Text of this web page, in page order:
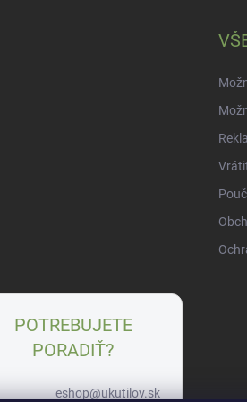
POTREBUJETE
PORADIŤ?
eshop@ukutilov.sk